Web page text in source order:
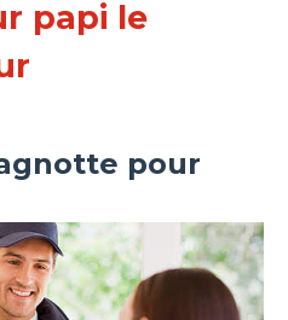
papi le
pour